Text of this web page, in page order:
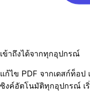
เข้าถึงได้จากทุกอุปกรณ์
แก้ไข PDF จากเดสก์ท็อ
ซิงค์อัตโนมัติทุกอุปกรณ์